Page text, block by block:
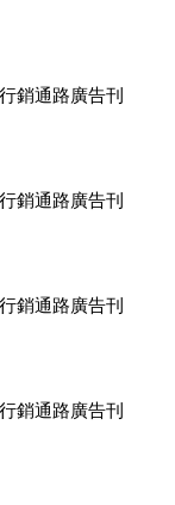
銷通路廣告刊
惠中....
銷通路廣告刊
惠中....
銷通路廣告刊
惠中....
銷通路廣告刊
惠中....